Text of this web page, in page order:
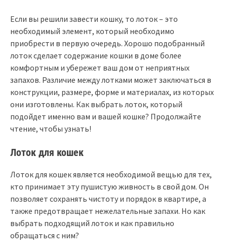
Если вы решили завести кошку, то лоток – это
необходимый элемент, который необходимо
приобрести в первую очередь. Хорошо подобранный
лоток сделает содержание кошки в доме более
комфортным и убережет ваш дом от неприятных
запахов. Различие между лотками может заключаться в
конструкции, размере, форме и материалах, из которых
они изготовлены. Как выбрать лоток, который
подойдет именно вам и вашей кошке? Продолжайте
чтение, чтобы узнать!
Лоток для кошек
Лоток для кошек является необходимой вещью для тех,
кто принимает эту пушистую живность в свой дом. Он
позволяет сохранять чистоту и порядок в квартире, а
также предотвращает нежелательные запахи. Но как
выбрать подходящий лоток и как правильно
обращаться с ним?